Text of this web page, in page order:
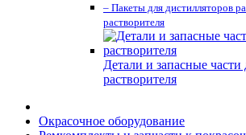
– Пакеты для дистилляторов
растворителя
Детали и запасные части
растворителя
Окрасочное оборудование